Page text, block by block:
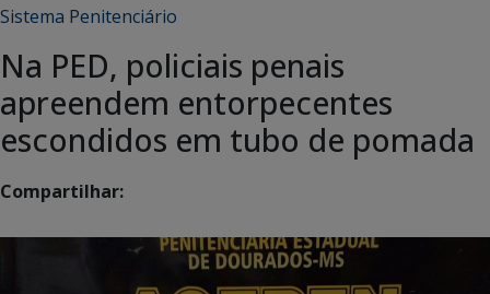
Sistema Penitenciário
Na PED, policiais penais
apreendem entorpecentes
escondidos em tubo de pomada
Compartilhar: